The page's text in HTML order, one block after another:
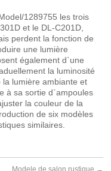
1289755 les trois
et le DL-C201D,
perdent la fonction de
une lumière
également d`une
la luminosité
lumière ambiante et
à sa sortie d`ampoules
la couleur de la
de six modèles
similaires.
Modele de salon rustique →